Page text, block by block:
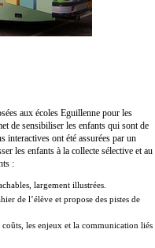
aux écoles Eguillenne pour les
de sensibiliser les enfants qui sont de
interactives ont été assurées par un
les enfants à la collecte sélective et au
:
largement illustrées.
de l’élève et propose des pistes de
les enjeux et la communication liés